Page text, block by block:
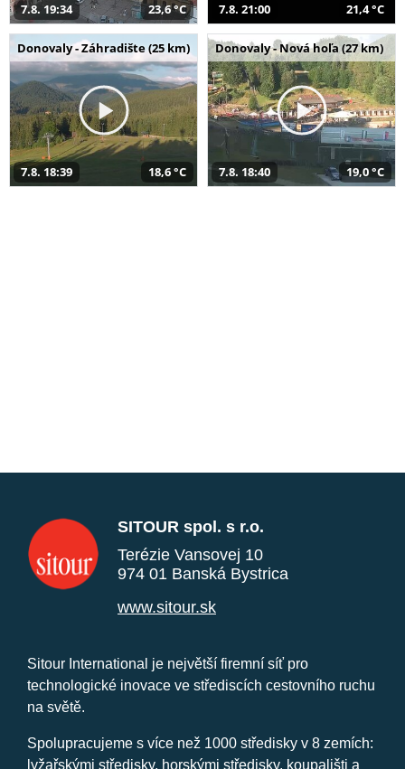
7.8. 19:34 23,6 °C 7.8. 21:00 21,4 °C
Donovaly - Záhradište (25 km)
7.8. 18:39 18,6 °C
Donovaly - Nová hoľa (27 km)
7.8. 18:40 19,0 °C
SITOUR spol. s r.o.
Terézie Vansovej 10
974 01 Banská Bystrica
www.sitour.sk
Sitour International je největší firemní síť pro
technologické inovace ve střediscích cestovního ruchu
na světě.
Spolupracujeme s více než 1000 středisky v 8 zemích:
lyžařskými středisky, horskými středisky, koupališti a